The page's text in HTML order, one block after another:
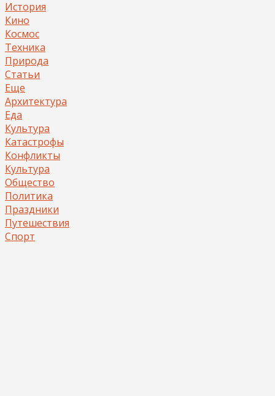
История
Кино
Космос
Техника
Природа
Статьи
Еще
Архитектура
Еда
Культура
Катастрофы
Конфликты
Культура
Общество
Политика
Праздники
Путешествия
Спорт